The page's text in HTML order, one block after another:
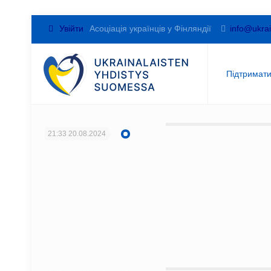
Увійти Асоціація українців у Фінляндії
Підтримати
21:3320.08.2024